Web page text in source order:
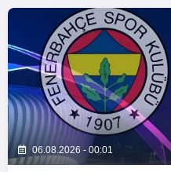
06.08.2026 - 00:01